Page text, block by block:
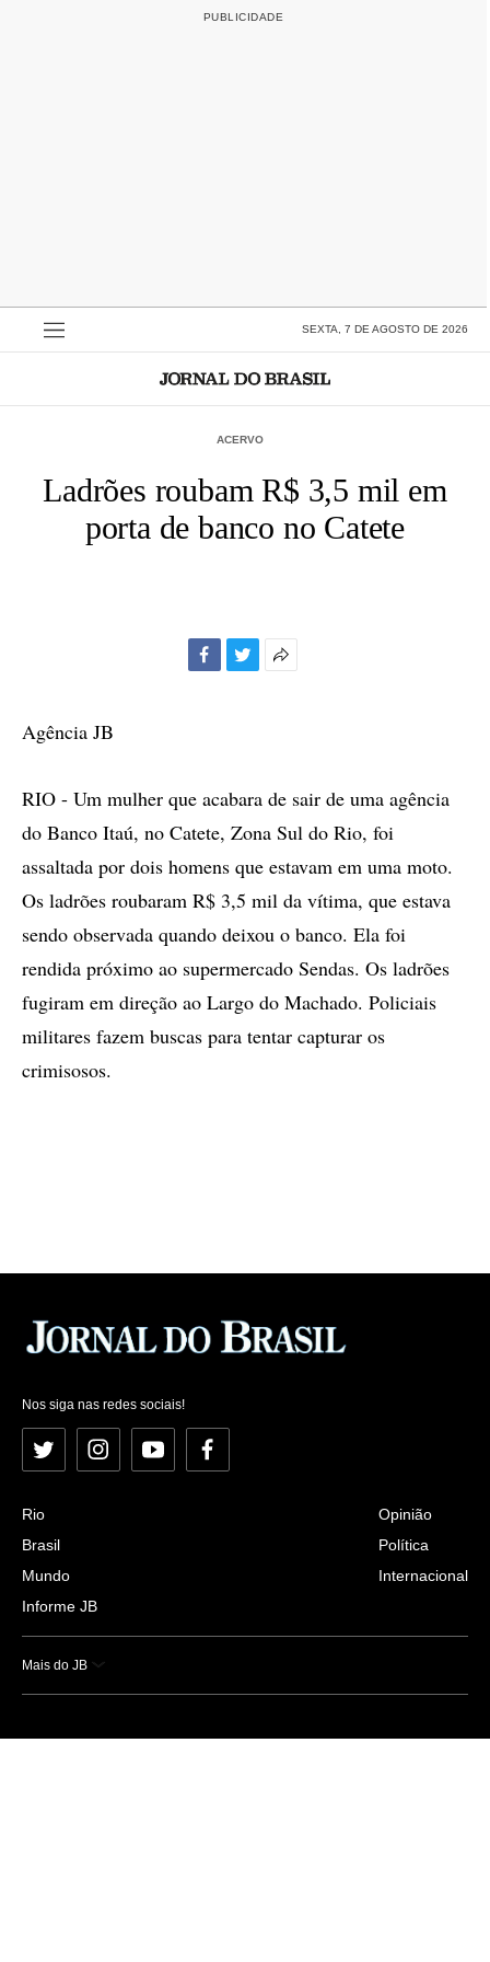
SEXTA, 7 DE AGOSTO DE 2026
ACERVO
Ladrões roubam R$ 3,5 mil em
porta de banco no Catete
Agência JB
RIO - Um mulher que acabara de sair de uma agência
do Banco Itaú, no Catete, Zona Sul do Rio, foi
assaltada por dois homens que estavam em uma moto.
Os ladrões roubaram R$ 3,5 mil da vítima, que estava
sendo observada quando deixou o banco. Ela foi
rendida próximo ao supermercado Sendas. Os ladrões
fugiram em direção ao Largo do Machado. Policiais
militares fazem buscas para tentar capturar os
crimisosos.
Nos siga nas redes sociais!
Twitter InstagramYouTubeFacebook
Rio
Brasil
Mundo
Informe JB
Opinião
Política
Internacional
Mais do JB
Esportes